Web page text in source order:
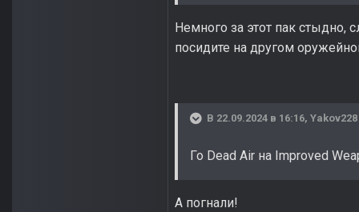
Немного за этот пак стыдно,
посидите на другом
В 22.09.2024 в 16:16, Yakov228
Го Dead Air на Improved
А погнали!